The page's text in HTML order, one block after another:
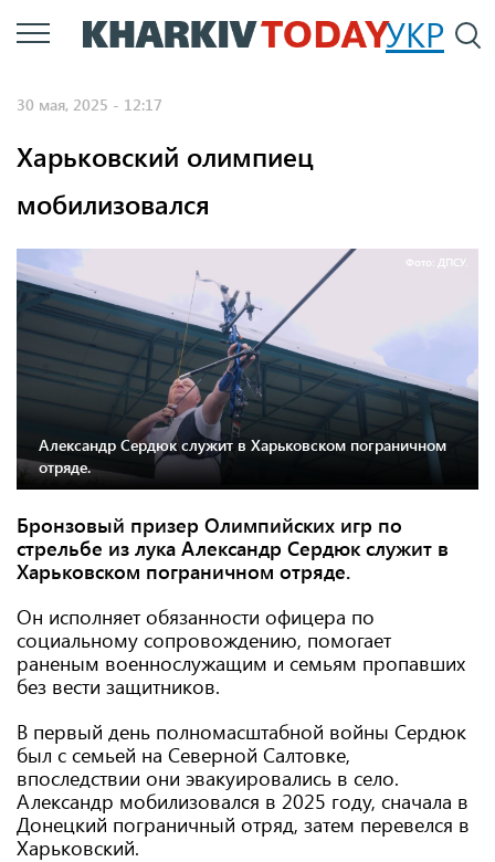
Перейти
к
УКР
30 мая, 2025 - 12:17
Харьковский олимпиец
мобилизовался
Фото: ДПСУ.
Александр Сердюк служит в Харьковском пограничном
отряде.
Бронзовый призер Олимпийских игр по
стрельбе из лука Александр Сердюк служит в
Харьковском пограничном отряде.
Он исполняет обязанности офицера по
социальному сопровождению, помогает
раненым военнослужащим и семьям пропавших
без вести защитников.
В первый день полномасштабной войны Сердюк
был с семьей на Северной Салтовке,
впоследствии они эвакуировались в село.
Александр мобилизовался в 2025 году, сначала в
Донецкий пограничный отряд, затем перевелся в
Харьковский.